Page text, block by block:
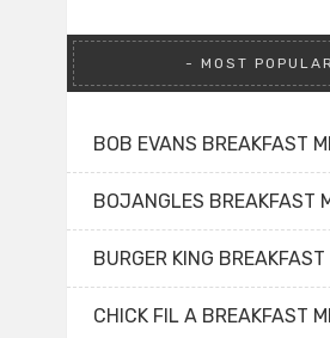
MOST POPULAR
BOB EVANS BREAKFAST
BOJANGLES BREAKFAST
BURGER KING BREAKFAST
CHICK FIL A BREAKFAST